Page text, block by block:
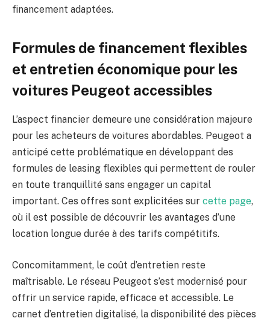
financement adaptées.
Formules de financement flexibles
et entretien économique pour les
voitures Peugeot accessibles
L’aspect financier demeure une considération majeure
pour les acheteurs de voitures abordables. Peugeot a
anticipé cette problématique en développant des
formules de leasing flexibles qui permettent de rouler
en toute tranquillité sans engager un capital
important. Ces offres sont explicitées sur cette page,
où il est possible de découvrir les avantages d’une
location longue durée à des tarifs compétitifs.
Concomitamment, le coût d’entretien reste
maîtrisable. Le réseau Peugeot s’est modernisé pour
offrir un service rapide, efficace et accessible. Le
carnet d’entretien digitalisé, la disponibilité des pièces